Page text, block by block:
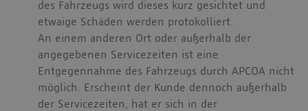
des Fahrzeugs wird dieses kurz gesichtet und
etwaige Schäden werden protokolliert.
An einem anderen Ort oder außerhalb der
angegebenen Servicezeiten ist eine
Entgegennahme des Fahrzeugs durch APCOA nicht
möglich. Erscheint der Kunde dennoch außerhalb
der Servicezeiten, hat er sich in der